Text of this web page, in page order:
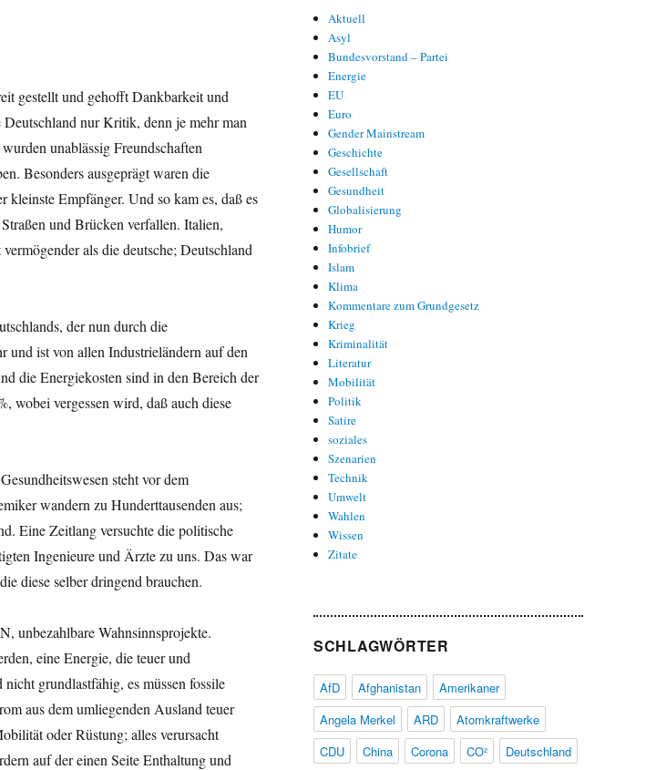
gestellt und gehofft Dankbarkeit und
Deutschland nur Kritik, denn je mehr man
unablässig Freundschaften
Besonders ausgeprägt waren die
kleinste Empfänger. Und so kam es, daß es
und Brücken verfallen. Italien,
als die deutsche; Deutschland
der nun durch die
und ist von allen Industrieländern auf den
die Energiekosten sind in den Bereich der
wobei vergessen wird, daß auch diese
steht vor dem
wandern zu Hunderttausenden aus;
Eine Zeitlang versuchte die politische
Ingenieure und Ärzte zu uns. Das war
diese selber dringend brauchen.
unbezahlbare Wahnsinnsprojekte.
eine Energie, die teuer und
grundlastfähig, es müssen fossile
aus dem umliegenden Ausland teuer
oder Rüstung; alles verursacht
auf der einen Seite Enthaltung und
Aktuell
Asyl
Bundesvorstand – Partei
Energie
EU
Euro
Gender Mainstream
Geschichte
Gesellschaft
Gesundheit
Globalisierung
Humor
Infobrief
Islam
Klima
Kommentare zum Grundgesetz
Krieg
Kriminalität
Literatur
Mobilität
Politik
Satire
soziales
Szenarien
Technik
Umwelt
Wahlen
Wissen
Zitate
SCHLAGWÖRTER
AfD Afghanistan
Amerikaner
Angela Merkel
ARD
Atomkraftwerke
CDU
China Corona CO²
Deutschland